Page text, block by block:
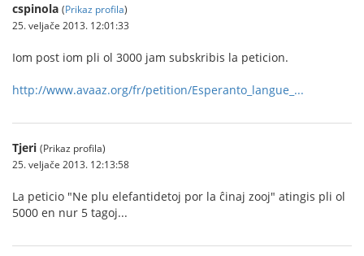
cspinola (Prikaz profila)
25. veljače 2013. 12:01:33
Iom post iom pli ol 3000 jam subskribis la peticion.
http://www.avaaz.org/fr/petition/Esperanto_langue_...
Tjeri (Prikaz profila)
25. veljače 2013. 12:13:58
La peticio "Ne plu elefantidetoj por la ĉinaj zooj" atingis pli ol
5000 en nur 5 tagoj...